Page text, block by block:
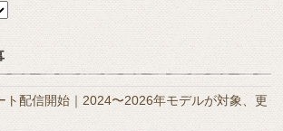
ト配信開始｜2024〜2026年モデルが対象、更